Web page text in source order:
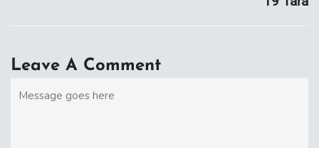
Leave A Comment